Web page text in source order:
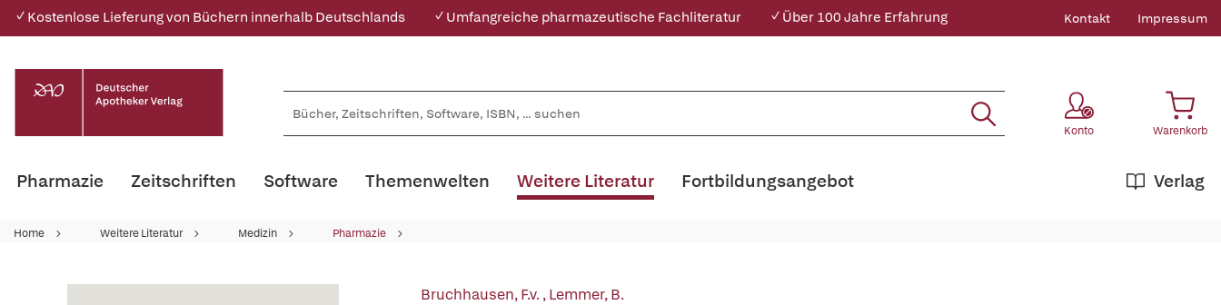
✓ Kostenlose Lieferung von Büchern innerhalb Deutschlands ✓ Umfangreiche pharmazeutische Fachliteratur ✓ Über 100 Jahre Erfahrung Kontakt Impressum
Konto Warenkorb
Pharmazie Zeitschriften Software Themenwelten Weitere Literatur Verlag
Fortbildungsangebot
Home Weitere Literatur Medizin Pharmazie
Bruchhausen, F.v.,Lemmer, B.